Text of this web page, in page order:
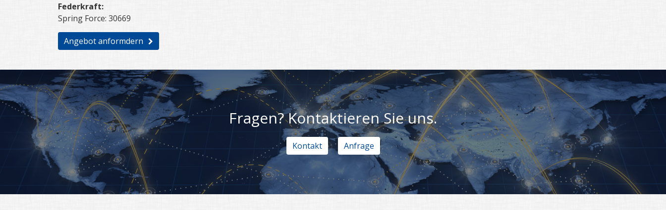
Federkraft:
Spring Force: 30669
Angebot anformdern
Fragen? Kontaktieren Sie uns.
Kontakt Anfrage